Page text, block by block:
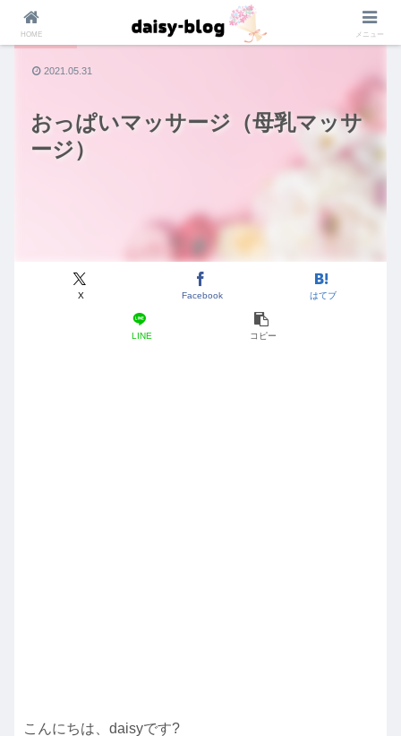
おっぱいマッサージ（母乳マッサ
ージ）
マタニティ
X Facebook はてブ
LINE コピー
2021.05.31
こんにちは、daisyです?
HOME メニュー